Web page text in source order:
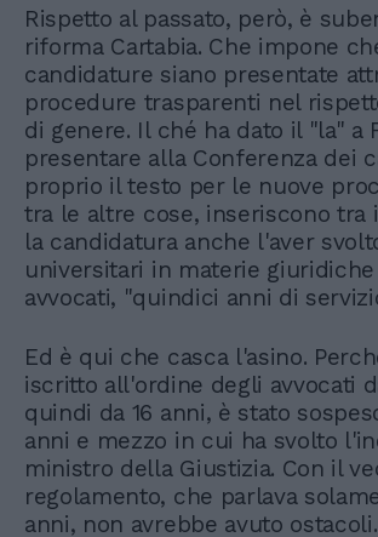
Rispetto al passato, però, è
riforma Cartabia. Che impone
candidature siano presentate
procedure trasparenti nel
di genere. Il ché ha dato il "la" a
presentare alla Conferenza dei
proprio il testo per le nuove
tra le altre cose, inseriscono tra
la candidatura anche l'aver
universitari in materie
avvocati, "quindici anni di
Ed è qui che casca l'asino.
iscritto all'ordine degli avvocati
quindi da 16 anni, è stato
anni e mezzo in cui ha svolto
ministro della Giustizia. Con il
regolamento, che parlava
anni, non avrebbe avuto